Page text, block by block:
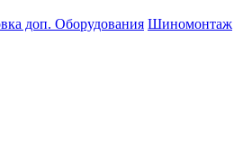
доп. Оборудования Шиномонтаж